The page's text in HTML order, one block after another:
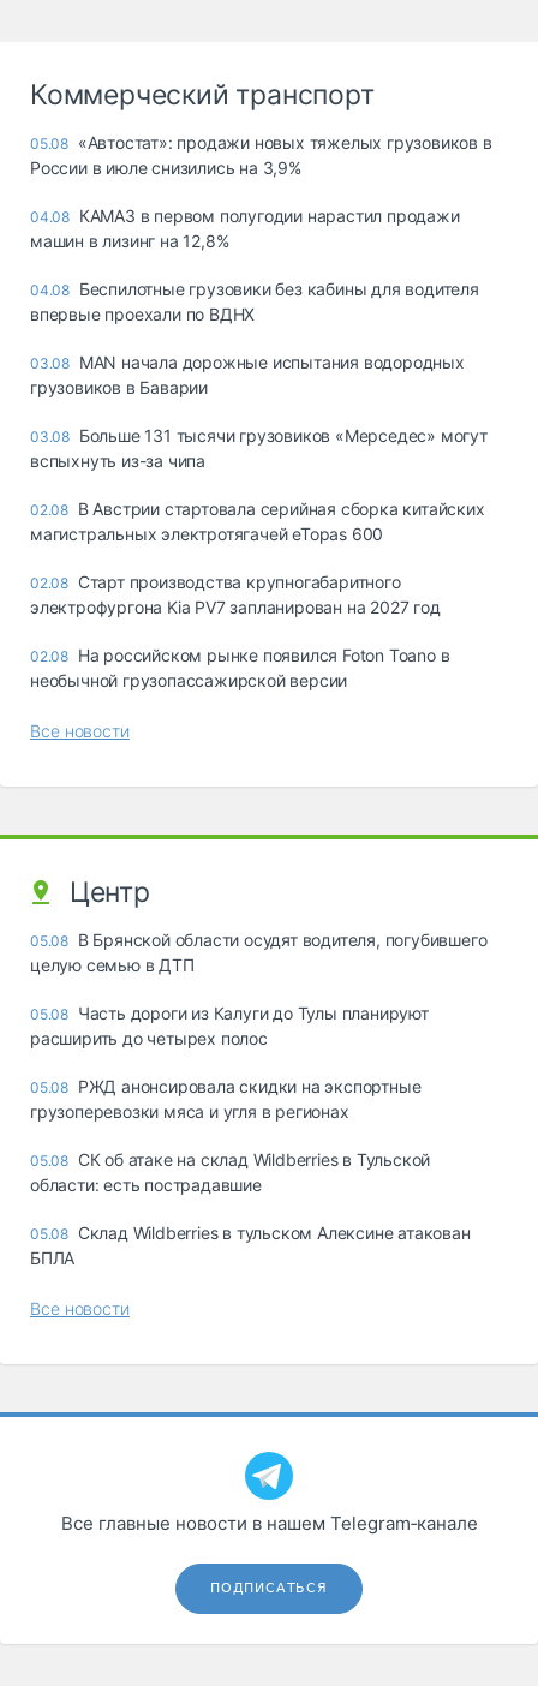
Коммерческий транспорт
05.08 «Автостат»: продажи новых тяжелых грузовиков в
России в июле снизились на 3,9%
04.08 КАМАЗ в первом полугодии нарастил продажи
машин в лизинг на 12,8%
04.08 Беспилотные грузовики без кабины для водителя
впервые проехали по ВДНХ
03.08 MAN начала дорожные испытания водородных
грузовиков в Баварии
03.08 Больше 131 тысячи грузовиков «Мерседес» могут
вспыхнуть из-за чипа
02.08 В Австрии стартовала серийная сборка китайских
магистральных электротягачей eTopas 600
02.08 Старт производства крупногабаритного
электрофургона Kia PV7 запланирован на 2027 год
02.08 На российском рынке появился Foton Toano в
необычной грузопассажирской версии
Все новости
Центр
05.08 В Брянской области осудят водителя, погубившего
целую семью в ДТП
05.08 Часть дороги из Калуги до Тулы планируют
расширить до четырех полос
05.08 РЖД анонсировала скидки на экспортные
грузоперевозки мяса и угля в регионах
05.08 СК об атаке на склад Wildberries в Тульской
области: есть пострадавшие
05.08 Склад Wildberries в тульском Алексине атакован
БПЛА
Все новости
Все главные новости в нашем Telegram‑канале
ПОДПИСАТЬСЯ